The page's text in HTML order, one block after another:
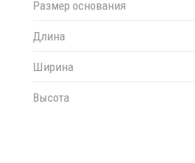
Размер основания
Длина
Ширина
Высота